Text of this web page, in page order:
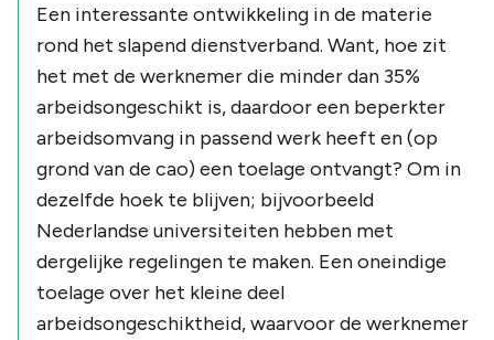
Een interessante ontwikkeling in de materie
rond het slapend dienstverband. Want, hoe zit
het met de werknemer die minder dan 35%
arbeidsongeschikt is, daardoor een beperkter
arbeidsomvang in passend werk heeft en (op
grond van de cao) een toelage ontvangt? Om in
dezelfde hoek te blijven; bijvoorbeeld
Nederlandse universiteiten hebben met
dergelijke regelingen te maken. Een oneindige
toelage over het kleine deel
arbeidsongeschiktheid, waarvoor de werknemer